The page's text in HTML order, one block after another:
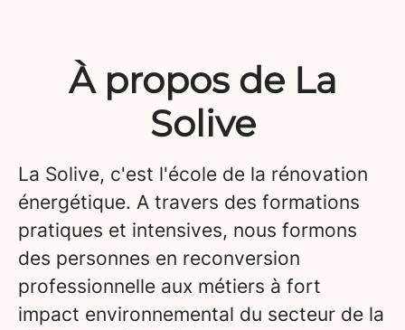
À propos de La
Solive
La Solive, c'est l'école de la rénovation
énergétique. A travers des formations
pratiques et intensives, nous formons
des personnes en reconversion
professionnelle aux métiers à fort
impact environnemental du secteur de la